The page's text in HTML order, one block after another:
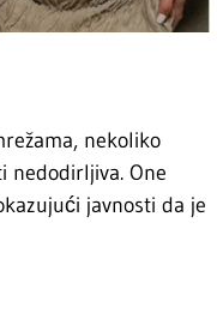
nekoliko
nedodirljiva. One
javnosti da je